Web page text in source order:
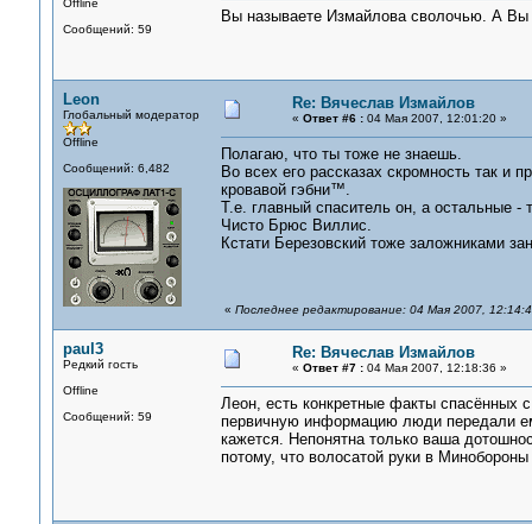
Offline
Сообщений: 59
Вы называете Измайлова сволочью. А Вы
Leon
Глобальный модератор
Offline
Сообщений: 6,482
Re: Вячеслав Измайлов
« Ответ #6 :04 Мая 2007, 12:01:20 »
Полагаю, что ты тоже не знаешь.
Во всех его рассказах скромность так
кровавой гэбни™.
Т.е. главный спаситель он, а остальные -
Чисто Брюс Виллис.
Кстати Березовский тоже заложниками
« Последнее редактирование: 04 Мая 2007,
paul3
Редкий гость
Offline
Сообщений: 59
Re: Вячеслав Измайлов
« Ответ #7 :04 Мая 2007, 12:18:36 »
Леон, есть конкретные факты спасённых
первичную информацию люди передали
кажется. Непонятна только ваша
потому, что волосатой руки в